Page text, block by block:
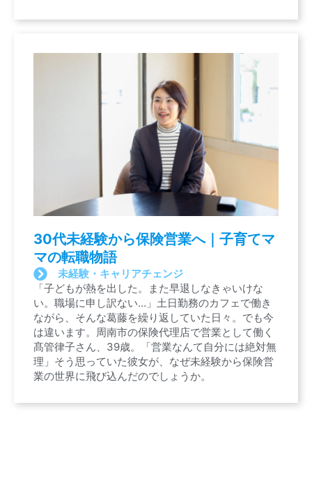
30代未経験から保険営業へ｜子育てマ
マの転職物語
未経験・キャリアチェンジ
「子どもが熱を出した。また早退しなきゃいけな
い。職場に申し訳ない…」土日勤務のカフェで働き
ながら、そんな葛藤を繰り返していた日々。でも今
は違います。周南市の保険代理店で営業として働く
髙管律子さん、39歳。「営業なんて自分には絶対無
理」そう思っていた彼女が、なぜ未経験から保険営
業の世界に飛び込んだのでしょうか。